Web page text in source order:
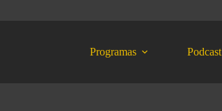
Programas Podcast